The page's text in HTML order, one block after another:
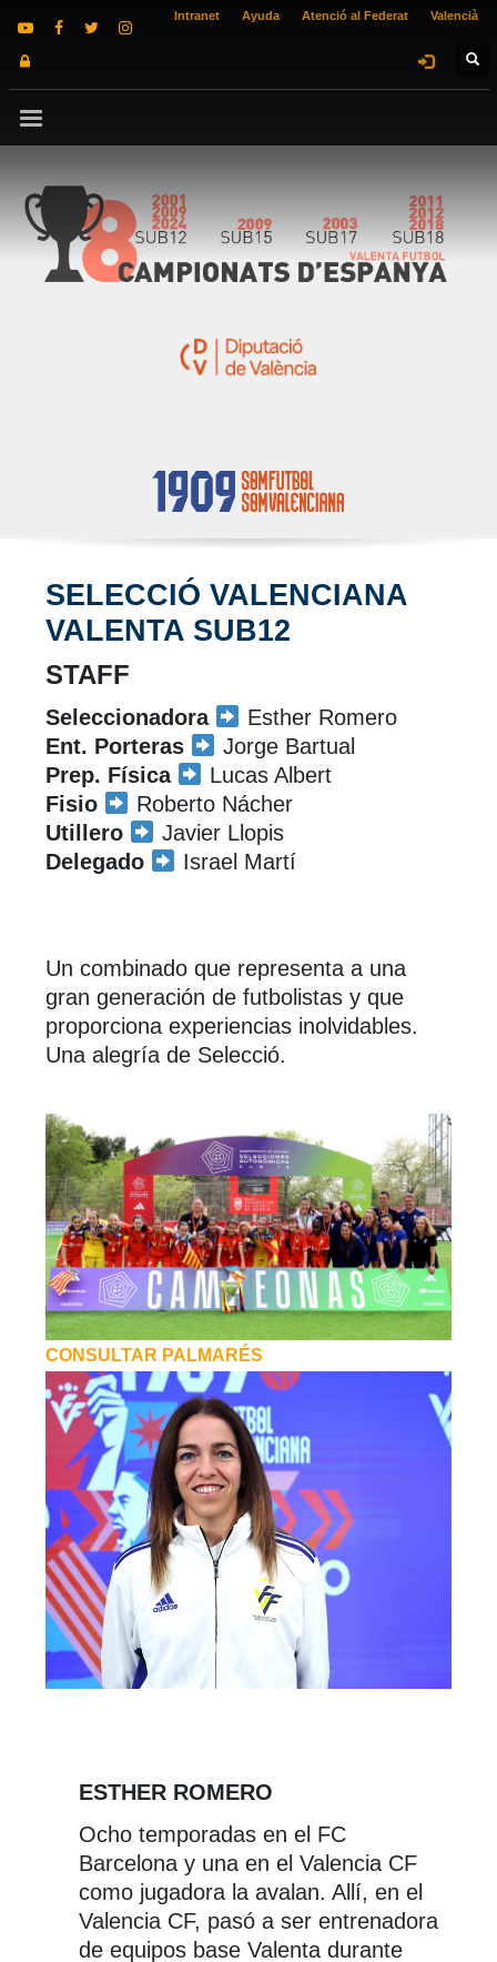
Intranet Ayuda Atenció al Federat Valencià
SELECCIÓ VALENCIANA
VALENTA SUB12
STAFF
Seleccionadora
Esther Romero
Ent. Porteras
Jorge Bartual
Prep. Física
Lucas Albert
Fisio
Roberto Nácher
Utillero
Javier Llopis
Delegado
Israel Martí
Un combinado que representa a una
gran generación de futbolistas y que
proporciona experiencias inolvidables.
Una alegría de Selecció.
CONSULTAR PALMARÉS
ESTHER ROMERO
Ocho temporadas en el FC
Barcelona y una en el Valencia CF
como jugadora la avalan. Allí, en el
Valencia CF, pasó a ser entrenadora
de equipos base Valenta durante